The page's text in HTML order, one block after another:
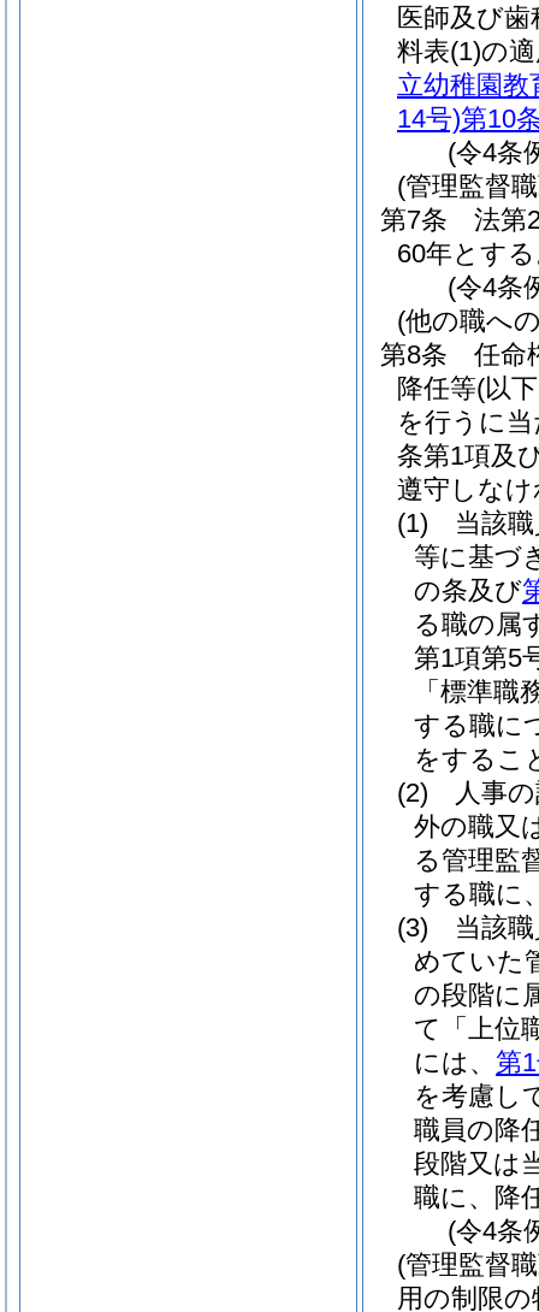
医師及び歯
料表(1)の
立幼稚園
14号)第10
(令4条
(管理監督
第7条
法第
60年とす
(令4条
(他の職へ
第8条
任命
降任等(以
を行うに
条第1項及
遵守しな
(1)
当該
等に基づ
の条及び
る職の属
第1項第5
「標準職
する職に
をするこ
(2)
人事
外の職又
る管理監
する職に
(3)
当該
めていた
の段階に
て「上位
には、 第
を考慮し
職員の降
段階又は
職に、降
(令4条
(管理監督
用の制限の